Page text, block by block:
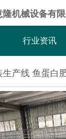
机械设备有限
行业资讯
产线 鱼蛋白
10吨/天